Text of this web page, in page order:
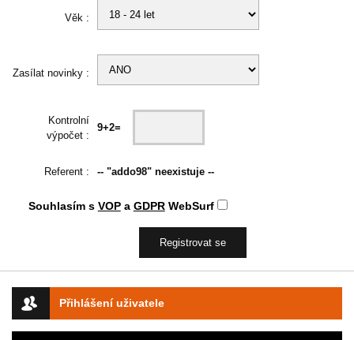
Přihlášení uživatele
Věk :
Zasílat novinky :
Kontrolní
výpočet :
9+2=
Referent : -- "addo98" neexistuje --
Souhlasím s VOPa GDPRWebSurf